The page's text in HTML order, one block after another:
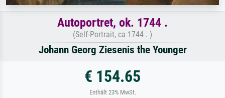
Autoportret, ok. 1744 .
(Self-Portrait, ca 1744 . )
Johann Georg Ziesenis the Younger
€ 154.65
Enthält 23% MwSt.